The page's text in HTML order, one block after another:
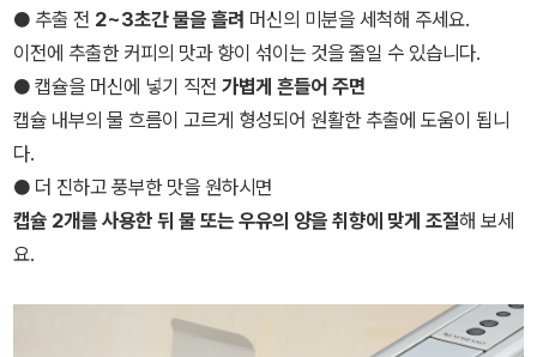
● 추출 전 2~3초간 물을 흘려 머신의 미분을 세척해 주세요.
이전에 추출한 커피의 맛과 향이 섞이는 것을 줄일 수 있습니다.
● 캡슐을 머신에 넣기 직전 가볍게 흔들어 주면
캡슐 내부의 물 흐름이 고르게 형성되어 원활한 추출에 도움이 됩니
다.
● 더 진하고 풍부한 맛을 원하시면
캡슐 2개를 사용한 뒤 물 또는 우유의 양을 취향에 맞게 조절해 보세
요.